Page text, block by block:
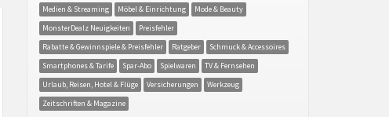
Medien & Streaming
Möbel & Einrichtung
Mode & Beauty
MonsterDealz Neuigkeiten
Preisfehler
Rabatte & Gewinnspiele & Preisfehler
Ratgeber
Schmuck & Accessoires
Smartphones & Tarife
Spar-Abo Spielwaren
TV & Fernsehen
Urlaub, Reisen, Hotel & Flüge
Versicherungen
Werkzeug
Zeitschriften & Magazine